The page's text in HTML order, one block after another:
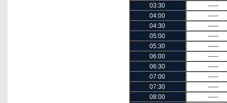
03:30
-----
04:00
-----
04:30
-----
05:00
-----
05:30
-----
06:00
-----
06:30
-----
07:00
-----
07:30
-----
08:00
-----